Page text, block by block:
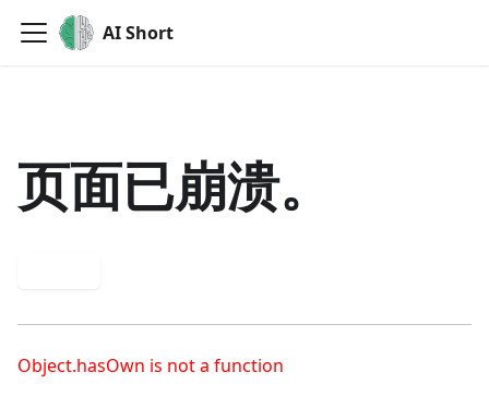
AI Short
页面已崩溃。
Object.hasOwn is not a function